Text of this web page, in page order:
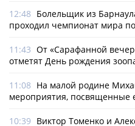
12:48 Болельщик из
проходил чемпионат мира
11:43 От «Сарафанной
отметят День рождения
11:08 На малой родине
мероприятия, посвященные
10:39 Виктор Томенко и